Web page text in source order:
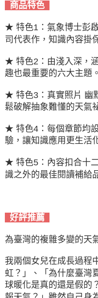
商品特色
★ 特色1：氣象博士彭
司代表作，知識內容掛
★ 特色2：由淺入深，
趣也最重要的六大主題。
★ 特色3：真實照片 幽
鬆破解抽象難懂的天氣
★ 特色4：每個章節均
驗，讓知識應用更生活
★ 特色5：內容扣合十
識之外的最佳閱讀補給
好評推薦
為臺灣的複雜多變的天
我兩個女兒在成長過程
虹？」、「為什麼臺灣
球暖化是真的還是假的